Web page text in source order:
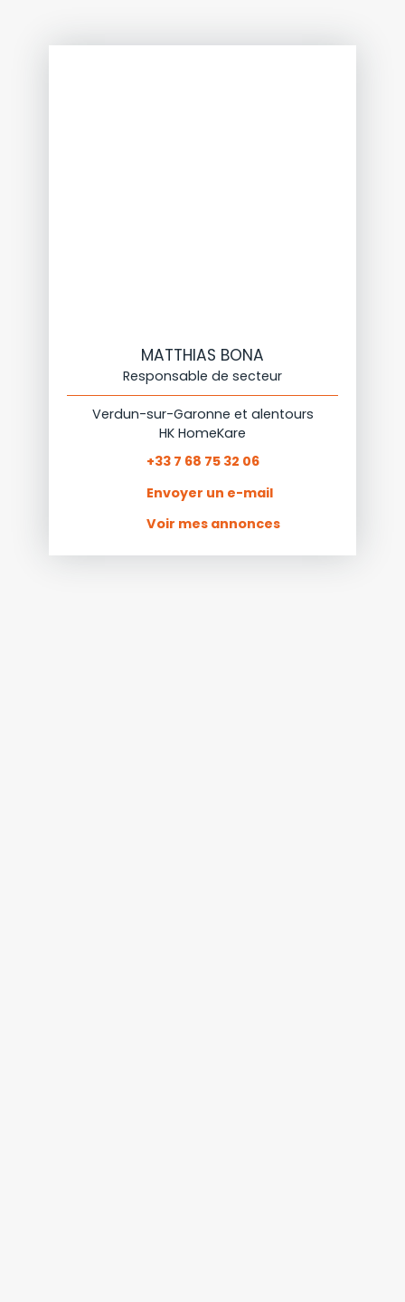
MATTHIAS BONA
Responsable de secteur
Verdun-sur-Garonne et alentours
HK HomeKare
+33 7 68 75 32 06
Envoyer un e-mail
Voir mes annonces